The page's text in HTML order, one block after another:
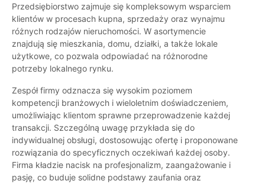
Przedsiębiorstwo zajmuje się kompleksowym wsparciem
klientów w procesach kupna, sprzedaży oraz wynajmu
różnych rodzajów nieruchomości. W asortymencie
znajdują się mieszkania, domu, działki, a także lokale
użytkowe, co pozwala odpowiadać na różnorodne
potrzeby lokalnego rynku.
Zespół firmy odznacza się wysokim poziomem
kompetencji branżowych i wieloletnim doświadczeniem,
umożliwiając klientom sprawne przeprowadzenie każdej
transakcji. Szczególną uwagę przykłada się do
indywidualnej obsługi, dostosowując ofertę i proponowane
rozwiązania do specyficznych oczekiwań każdej osoby.
Firma kładzie nacisk na profesjonalizm, zaangażowanie i
pasję, co buduje solidne podstawy zaufania oraz